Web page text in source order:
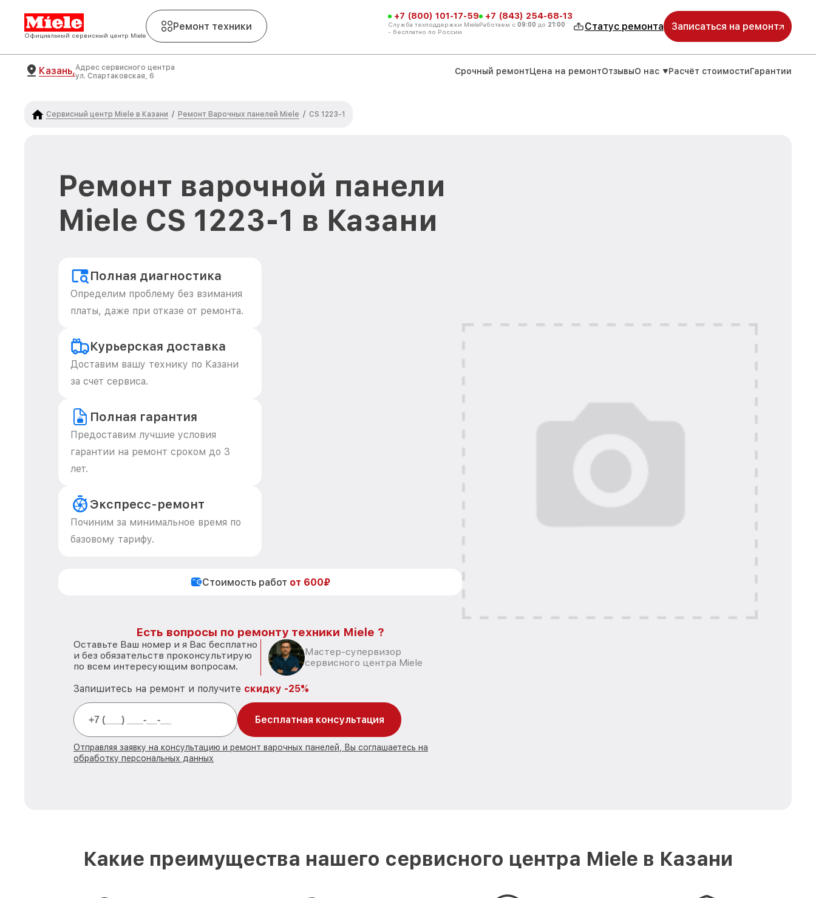
Официальный сервисный центр Miele
Ремонт техники
+7 (800) 101-17-59
Служба техподдержки Miele
- бесплатно по России
+7 (843) 254-68-13
Работаем с 09:00 до 21:00 Статус ремонта Записаться на ремонт
Казань,Адрес сервисного центра
ул. Спартаковская, 6
Срочный ремонтЦена на ремонтОтзывыО нас Расчёт стоимостиГарантии
Сервисный центр Miele в Казани / Ремонт Варочных панелей Miele / CS 1223-1
Ремонт варочной панели
Miele CS 1223-1 в Казани
Полная диагностика
Определим проблему без взимания
платы, даже при отказе от ремонта.
Курьерская доставка
Доставим вашу технику по Казани
за счет сервиса.
Полная гарантия
Предоставим лучшие условия
гарантии на ремонт сроком до 3
лет.
Экспресс-ремонт
Починим за минимальное время по
базовому тарифу.
Стоимость работ от 600₽
Есть вопросы по ремонту техники Miele ?
Оставьте Ваш номер и я Вас бесплатно
и без обязательств проконсультирую
по всем интересующим вопросам.
Мастер-супервизор
сервисного центра Miele
Запишитесь на ремонт и получите скидку -25%
Бесплатная консультация
Отправляя заявку на консультацию и ремонт варочных панелей, Вы соглашаетесь на
обработку персональных данных
Какие преимущества нашего сервисного центра Miele в Казани